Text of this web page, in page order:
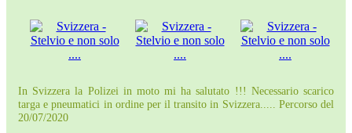
In Svizzera la Polizei in moto mi ha salutato !!! Necessario scarico
targa e pneumatici in ordine per il transito in Svizzera..... Percorso del
20/07/2020